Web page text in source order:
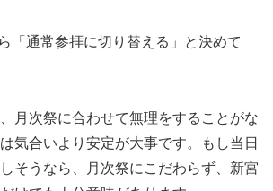
「通常参拝に切り替える」と決めて
月次祭に合わせて無理をすることがな
気合いより安定が大事です。もし当日
そうなら、月次祭にこだわらず、新宮